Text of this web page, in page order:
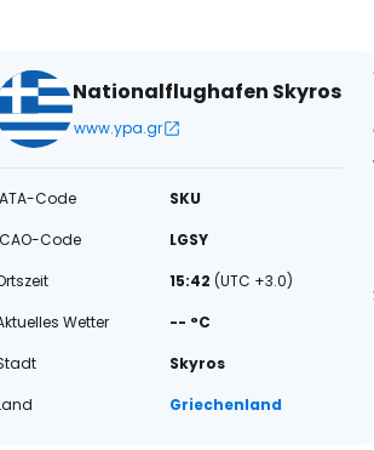
Nationalflughafen Skyros
www.ypa.gr
Code
SKU
Code
LGSY
15:42 (UTC +3.0)
Wetter
-- °C
Skyros
Griechenland